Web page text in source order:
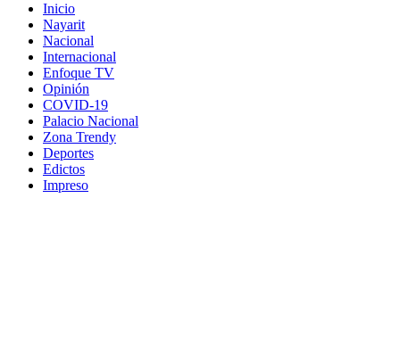
Inicio
Nayarit
Nacional
Internacional
Enfoque TV
Opinión
COVID-19
Palacio Nacional
Zona Trendy
Deportes
Edictos
Impreso